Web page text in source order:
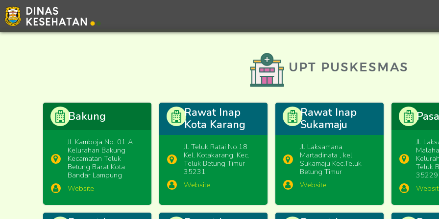
UPT PUSKESMAS
Bakung
Jl. Kamboja No. 01 A
Kelurahan Bakung
Kecamatan Teluk
Betung Barat Kota
Bandar Lampung
Website
Rawat Inap
Kota Karang
Jl. Teluk Ratai No.18
Kel. Kotakarang, Kec.
Teluk Betung Timur
35231
Website
Rawat Inap
Sukamaju
Jl. Laksamana
Martadinata , kel.
Sukamaju Kec.Teluk
Betung Timur
Website
Jl.
Teluk
35229